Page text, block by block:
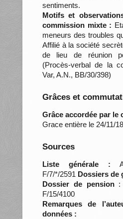
sentiments.
Motifs et
commission mixte :
meneurs des troubles
Affilié à la société
de lieu de réunion
(Procès-verbal de la
Var, A.N., BB/30/398)
Grâces et
Grâce accordée par le
Grace entière le 24/11/
Sources
Liste générale :
F/7/*/2591 Dossiers de
Dossier de pension:
F/15/4100
Remarques de
données :